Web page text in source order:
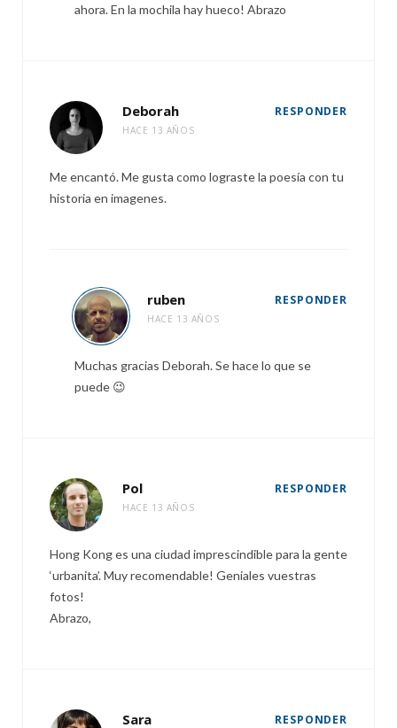
ahora. En la mochila hay hueco! Abrazo
Deborah
HACE 13 AÑOS
RESPONDER
Me encantó. Me gusta como lograste la poesía con tu
historia en imagenes.
ruben
HACE 13 AÑOS
RESPONDER
Muchas gracias Deborah. Se hace lo que se
puede 😉
Pol
HACE 13 AÑOS
RESPONDER
Hong Kong es una ciudad imprescindible para la gente
‘urbanita’. Muy recomendable! Geniales vuestras
fotos!
Abrazo,
Sara RESPONDER